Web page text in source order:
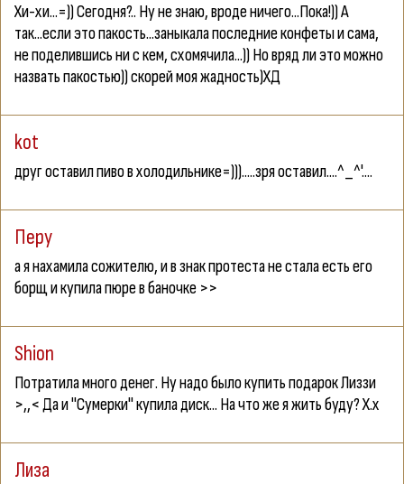
Хи-хи...=)) Сегодня?.. Ну не знаю, вроде ничего...Пока!)) А
так...если это пакость...заныкала последние конфеты и сама,
не поделившись ни с кем, схомячила...)) Но вряд ли это можно
назвать пакостью)) скорей моя жадность)ХД
kot
друг оставил пиво в холодильнике=))).....зря оставил....^_^'....
Перу
а я нахамила сожителю, и в знак протеста не стала есть его
борщ и купила пюре в баночке >>
Shion
Потратила много денег. Ну надо было купить подарок Лиззи
>,,< Да и "Сумерки" купила диск... На что же я жить буду? Х.х
Лиза